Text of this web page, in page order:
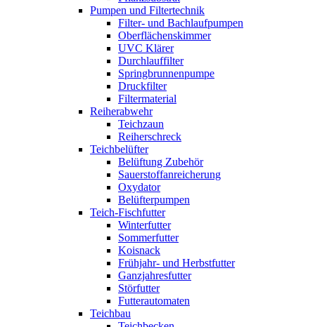
Pumpen und Filtertechnik
Filter- und Bachlaufpumpen
Oberflächenskimmer
UVC Klärer
Durchlauffilter
Springbrunnenpumpe
Druckfilter
Filtermaterial
Reiherabwehr
Teichzaun
Reiherschreck
Teichbelüfter
Belüftung Zubehör
Sauerstoffanreicherung
Oxydator
Belüfterpumpen
Teich-Fischfutter
Winterfutter
Sommerfutter
Koisnack
Frühjahr- und Herbstfutter
Ganzjahresfutter
Störfutter
Futterautomaten
Teichbau